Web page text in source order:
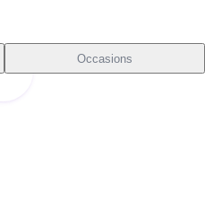
Occasions